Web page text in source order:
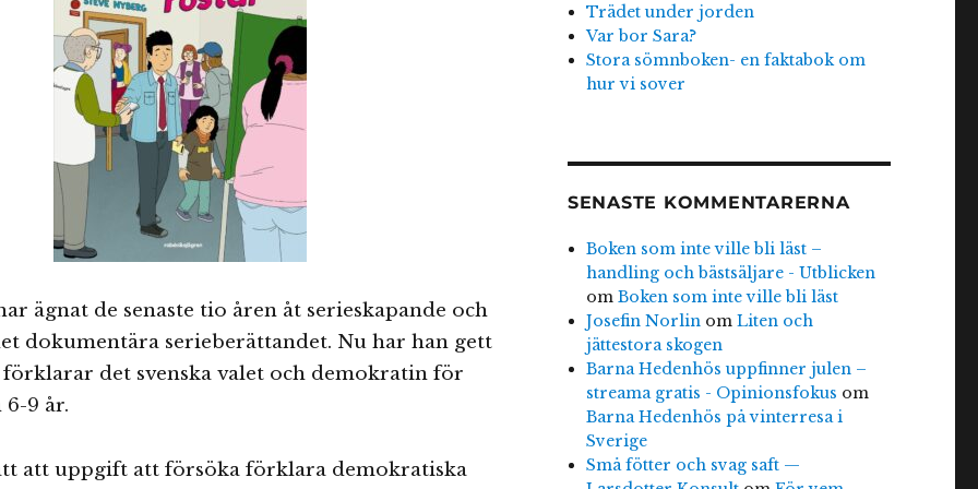
ägnat de senaste tio åren åt serieskapande och
dokumentära serieberättandet. Nu har han gett
det svenska valet och demokratin för
9 år.
att uppgift att försöka förklara demokratiska
Trädet under jorden
Var bor Sara?
Stora sömnboken- en faktabok om
hur vi sover
SENASTE KOMMENTARERNA
Boken som inte ville bli läst –
handling och bästsäljare - Utblicken
omBoken som inte ville bli läst
Josefin Norlin omLiten och
jättestora skogen
Barna Hedenhös uppfinner julen –
streama gratis - Opinionsfokus om
Barna Hedenhös på vinterresa i
Sverige
Små fötter och svag saft —